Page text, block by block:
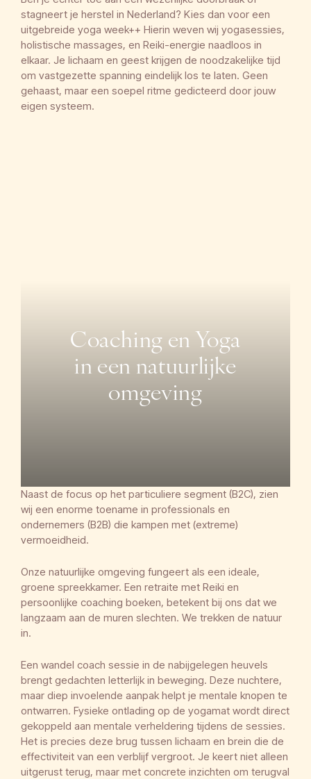
stagneert je herstel in Nederland? Kies dan voor een
uitgebreide yoga week++ Hierin weven wij yogasessies,
holistische massages, en Reiki-energie naadloos in
elkaar. Je lichaam en geest krijgen de noodzakelijke tijd
om vastgezette spanning eindelijk los te laten. Geen
gehaast, maar een soepel ritme gedicteerd door jouw
eigen systeem.
Coaching en Yoga
in een natuurlijke
omgeving
Naast de focus op het particuliere segment (B2C), zien
wij een enorme toename in professionals en
ondernemers (B2B) die kampen met (extreme)
vermoeidheid.
Onze natuurlijke omgeving fungeert als een ideale,
groene spreekkamer. Een retraite met Reiki en
persoonlijke coaching boeken, betekent bij ons dat we
langzaam aan de muren slechten. We trekken de natuur
in.
Een wandel coach sessie in de nabijgelegen heuvels
brengt gedachten letterlijk in beweging. Deze nuchtere,
maar diep invoelende aanpak helpt je mentale knopen te
ontwarren. Fysieke ontlading op de yogamat wordt direct
gekoppeld aan mentale verheldering tijdens de sessies.
Het is precies deze brug tussen lichaam en brein die de
effectiviteit van een verblijf vergroot. Je keert niet alleen
uitgerust terug, maar met concrete inzichten om terugval